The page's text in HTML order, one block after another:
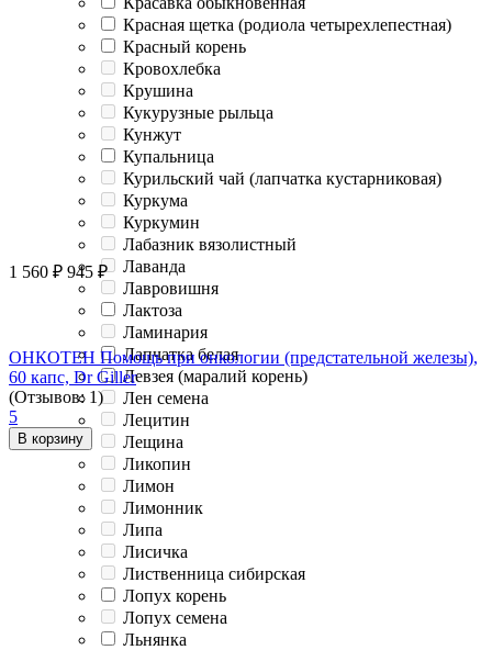
Красная щетка (родиола четырехлепестная)
Красный корень
Кровохлебка
Крушина
Кукурузные рыльца
Кунжут
Купальница
Курильский чай (лапчатка кустарниковая)
Куркума
Куркумин
Лабазник вязолистный
Лаванда
Лавровишня
Лактоза
Ламинария
Лапчатка белая
Левзея (маралий корень)
Лен семена
Лецитин
Лещина
Ликопин
Лимон
Лимонник
Липа
Лисичка
Лиственница сибирская
Лопух корень
Лопух семена
Льнянка
1 560 ₽ 945 ₽
ОНКОТЕН Помощь при онкологии (предстательной железы),
60 капс, Dr Giller
(Отзывов: 1)
5
В корзину